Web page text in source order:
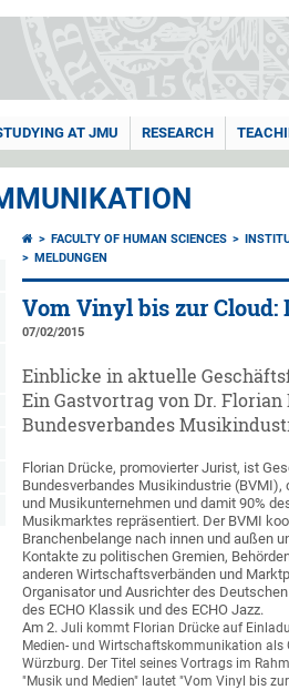
AT JMU RESEARCH
FACULTY OF HUMAN SCIENCES
MELDUNGEN
Vom Vinyl bis zur Cloud:
07/02/2015
Einblicke in aktuelle
Ein Gastvortrag von Dr.
Bundesverbandes
Florian Drücke, promovierter Jurist, ist
Bundesverbandes Musikindustrie (BVMI),
und Musikunternehmen und damit 90%
Musikmarktes repräsentiert. Der BVMI
Branchenbelange nach innen und außen
Kontakte zu politischen Gremien,
anderen Wirtschaftsverbänden und
Organisator und Ausrichter des
des ECHO Klassik und des ECHO Jazz.
Am 2.Juli kommt Florian Drücke auf
Medien- und Wirtschaftskommunikation als
Würzburg. Der Titel seines Vortrags im
"Musik und Medien" lautet "Vom Vinyl bis